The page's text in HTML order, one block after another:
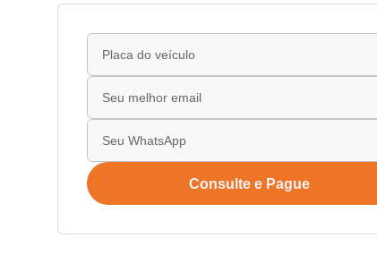
Consulte e Pague